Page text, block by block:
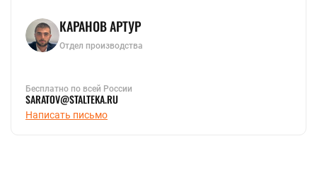
КАРАНОВ АРТУР
Отдел производства
Бесплатно по всей России
SARATOV@STALTEKA.RU
Написать письмо